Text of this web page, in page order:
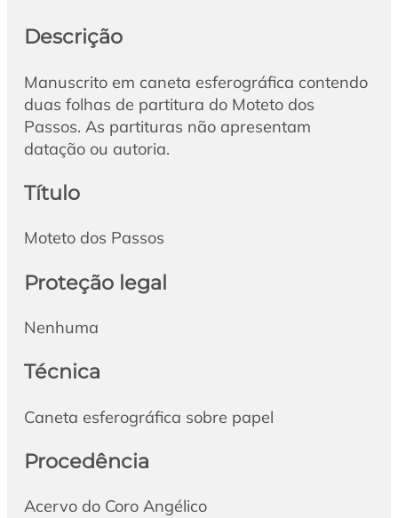
Descrição
Manuscrito em caneta esferográfica contendo
duas folhas de partitura do Moteto dos
Passos. As partituras não apresentam
datação ou autoria.
Título
Moteto dos Passos
Proteção legal
Nenhuma
Técnica
Caneta esferográfica sobre papel
Procedência
Acervo do Coro Angélico